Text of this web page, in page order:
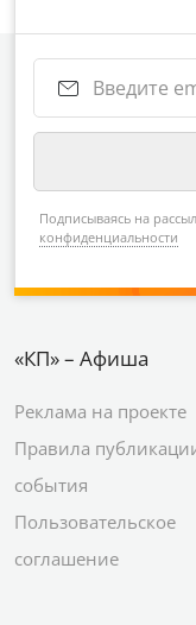
Подписываясь на
конфиденциальности
«КП» – Афиша
Реклама на проекте
Правила
события
Пользовательское
соглашение